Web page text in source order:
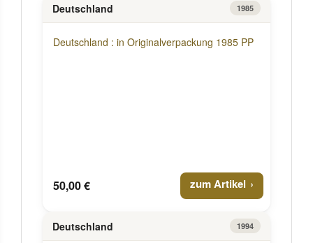
Deutschland 1985
Deutschland : in Originalverpackung 1985 PP
50,00 € zum Artikel
Deutschland 1994